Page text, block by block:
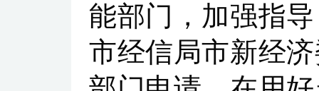
能部门，加强指
市经信局市新经